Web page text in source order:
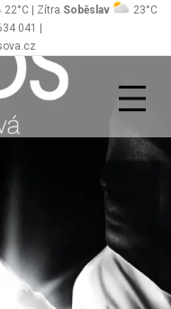
041 |
22°C | Zítra Soběslav 23°C